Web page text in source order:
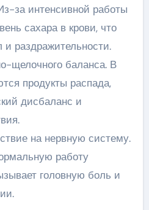
за интенсивной работы
сахара в крови, что
и раздражительности.
щелочного баланса. В
продукты распада,
дисбаланс и
на нервную систему.
работу
головную боль и